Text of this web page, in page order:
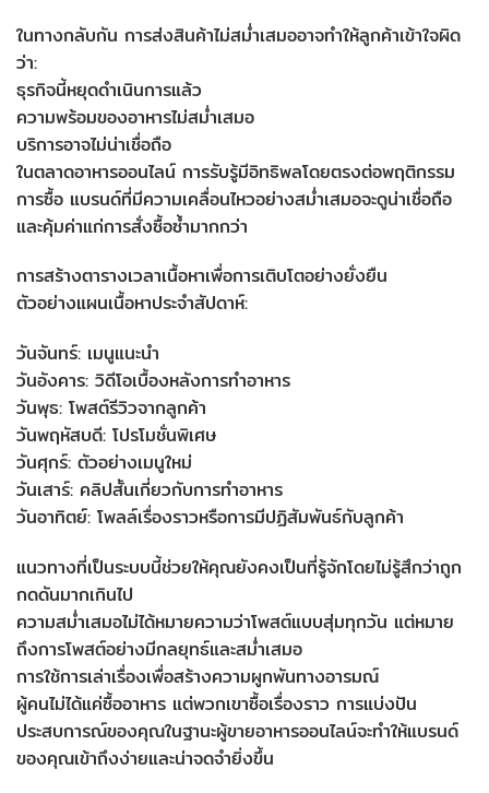
ในทางกลับกัน การส่งสินค้าไม่สม่ำเสมออาจทำให้ลูกค้าเข้าใจผิด
ว่า:
ธุรกิจนี้หยุดดำเนินการแล้ว
ความพร้อมของอาหารไม่สม่ำเสมอ
บริการอาจไม่น่าเชื่อถือ
ในตลาดอาหารออนไลน์ การรับรู้มีอิทธิพลโดยตรงต่อพฤติกรรม
การซื้อ แบรนด์ที่มีความเคลื่อนไหวอย่างสม่ำเสมอจะดูน่าเชื่อถือ
และคุ้มค่าแก่การสั่งซื้อซ้ำมากกว่า
การสร้างตารางเวลาเนื้อหาเพื่อการเติบโตอย่างยั่งยืน
ตัวอย่างแผนเนื้อหาประจำสัปดาห์:
วันจันทร์: เมนูแนะนำ
วันอังคาร: วิดีโอเบื้องหลังการทำอาหาร
วันพุธ: โพสต์รีวิวจากลูกค้า
วันพฤหัสบดี: โปรโมชั่นพิเศษ
วันศุกร์: ตัวอย่างเมนูใหม่
วันเสาร์: คลิปสั้นเกี่ยวกับการทำอาหาร
วันอาทิตย์: โพลล์เรื่องราวหรือการมีปฏิสัมพันธ์กับลูกค้า
แนวทางที่เป็นระบบนี้ช่วยให้คุณยังคงเป็นที่รู้จักโดยไม่รู้สึกว่าถูก
กดดันมากเกินไป
ความสม่ำเสมอไม่ได้หมายความว่าโพสต์แบบสุ่มทุกวัน แต่หมาย
ถึงการโพสต์อย่างมีกลยุทธ์และสม่ำเสมอ
การใช้การเล่าเรื่องเพื่อสร้างความผูกพันทางอารมณ์
ผู้คนไม่ได้แค่ซื้ออาหาร แต่พวกเขาซื้อเรื่องราว การแบ่งปัน
ประสบการณ์ของคุณในฐานะผู้ขายอาหารออนไลน์จะทำให้แบรนด์
ของคุณเข้าถึงง่ายและน่าจดจำยิ่งขึ้น